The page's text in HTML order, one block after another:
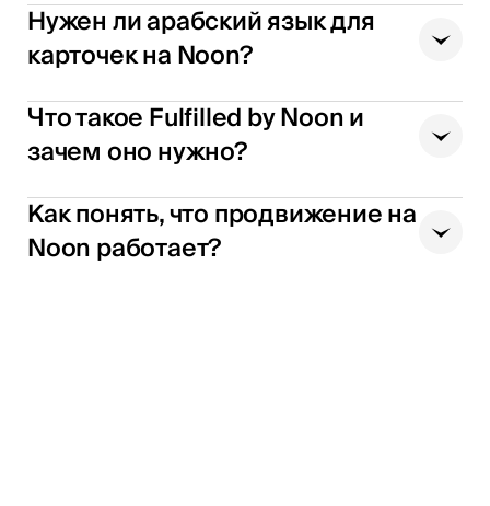
Нужен ли арабский язык для
карточек на Noon?
Что такое Fulfilled by Noon и
зачем оно нужно?
Как понять, что продвижение на
Noon работает?